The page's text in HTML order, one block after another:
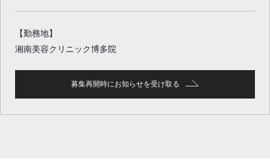
【勤務地】
湘南美容クリニック博多院
募集再開時にお知らせを受け取る